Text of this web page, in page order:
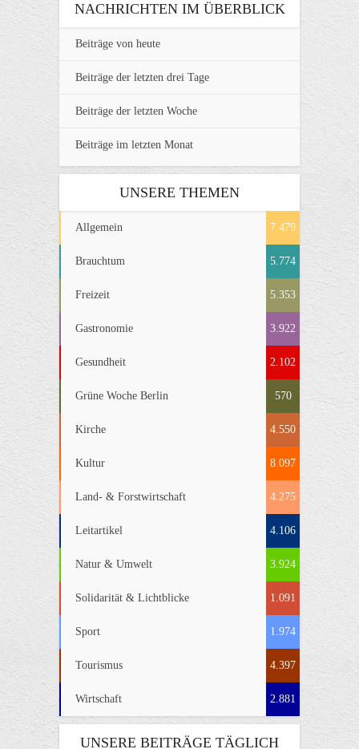
NACHRICHTEN IM ÜBERBLICK
Beiträge von heute
Beiträge der letzten drei Tage
Beiträge der letzten Woche
Beiträge im letzten Monat
UNSERE THEMEN
Allgemein 7.479
Brauchtum 5.774
Freizeit 5.353
Gastronomie 3.922
Gesundheit 2.102
Grüne Woche Berlin 570
Kirche 4.550
Kultur 8.097
Land- & Forstwirtschaft 4.275
Leitartikel 4.106
Natur & Umwelt 3.924
Solidarität & Lichtblicke 1.091
Sport 1.974
Tourismus 4.397
Wirtschaft 2.881
UNSERE BEITRÄGE TÄGLICH